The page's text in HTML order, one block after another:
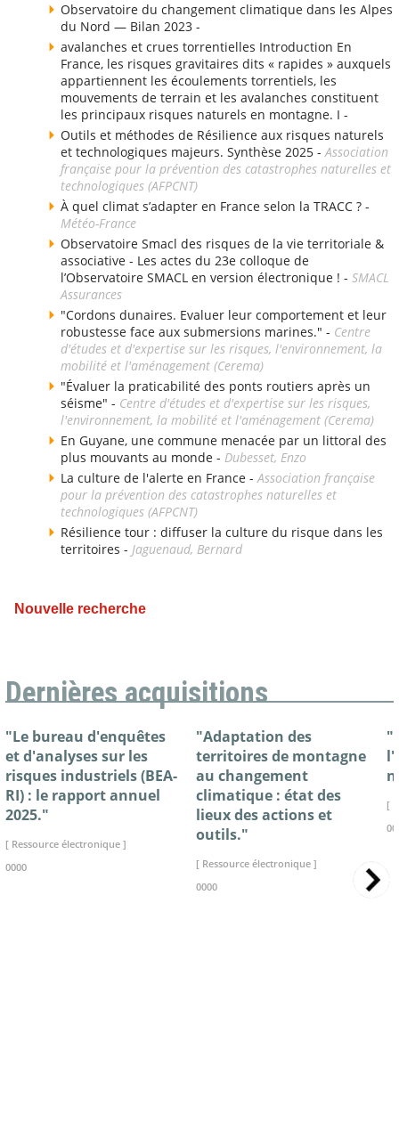
Observatoire du changement climatique dans les Alpes
du Nord — Bilan 2023 -
avalanches et crues torrentielles Introduction En
France, les risques gravitaires dits « rapides » auxquels
appartiennent les écoulements torrentiels, les
mouvements de terrain et les avalanches constituent
les principaux risques naturels en montagne. I -
Outils et méthodes de Résilience aux risques naturels
et technologiques majeurs. Synthèse 2025 -Association
française pour la prévention des catastrophes naturelles et
technologiques (AFPCNT)
À quel climat s’adapter en France selon la TRACC ? -
Météo-France
Observatoire Smacl des risques de la vie territoriale &
associative - Les actes du 23e colloque de
l’Observatoire SMACL en version électronique ! - SMACL
Assurances
"Cordons dunaires. Evaluer leur comportement et leur
robustesse face aux submersions marines." - Centre
d'études et d'expertise sur les risques, l'environnement, la
mobilité et l'aménagement (Cerema)
"Évaluer la praticabilité des ponts routiers après un
séisme" - Centre d'études et d'expertise sur les risques,
l'environnement, la mobilité et l'aménagement (Cerema)
En Guyane, une commune menacée par un littoral des
plus mouvants au monde - Dubesset, Enzo
La culture de l'alerte en France -Association française
pour la prévention des catastrophes naturelles et
technologiques (AFPCNT)
Résilience tour : diffuser la culture du risque dans les
territoires - Jaguenaud, Bernard
Nouvelle recherche
Dernières acquisitions
"Le bureau d'enquêtes
et d'analyses sur les
risques industriels (BEA-
RI) : le rapport annuel
2025."
[ Ressource électronique ]
0000
"Adaptation des
territoires de montagne
au changement
climatique : état des
lieux des actions et
outils."
[ Ressource électronique ]
0000
[